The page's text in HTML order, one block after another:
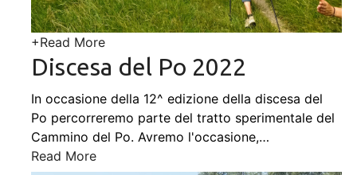
+Read More
Discesa del Po 2022
In occasione della 12^ edizione della discesa del
Po percorreremo parte del tratto sperimentale del
Cammino del Po. Avremo l'occasione,…
Read More